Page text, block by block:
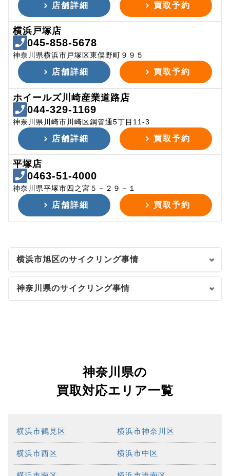
店舗詳細 買取予約
横浜戸塚店
045-858-5678
神奈川県横浜市戸塚区東俣野町９９５
店舗詳細 買取予約
ホイールズ川崎産業道路店
044-329-1169
神奈川県川崎市川崎区鋼管通5丁目11-3
店舗詳細 買取予約
平塚店
0463-51-4000
神奈川県平塚市四之宮５－２９－１
店舗詳細 買取予約
横浜市旭区のサイクリング事情
神奈川県のサイクリング事情
神奈川県の
買取対応エリア一覧
横浜市鶴見区 横浜市神奈川区
横浜市西区 横浜市中区